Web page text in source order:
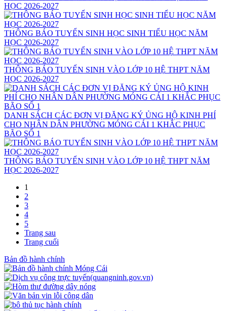
HỌC 2026-2027
THÔNG BÁO TUYỂN SINH HỌC SINH TIỂU HỌC NĂM
HỌC 2026-2027
THÔNG BÁO TUYỂN SINH VÀO LỚP 10 HỆ THPT NĂM
HỌC 2026-2027
DANH SÁCH CÁC ĐƠN VỊ ĐĂNG KÝ ỦNG HỘ KINH PHÍ
CHO NHÂN DÂN PHƯỜNG MÓNG CÁI 1 KHẮC PHỤC
BÃO SỐ 1
THÔNG BÁO TUYỂN SINH VÀO LỚP 10 HỆ THPT NĂM
HỌC 2026-2027
1
2
3
4
5
Trang sau
Trang cuối
Bản đồ hành chính